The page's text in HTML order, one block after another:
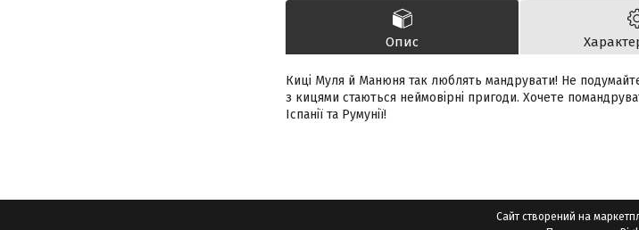
Опис
Киці Муля й Манюня так люблять мандрувати! Не
з кицями стаються неймовірні пригоди. Хочете
Іспанії та Румунії!
Сайт створений на